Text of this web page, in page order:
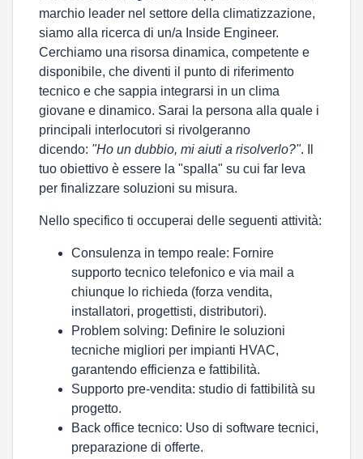
marchio leader nel settore della climatizzazione,
siamo alla ricerca di un/a Inside Engineer.
Cerchiamo una risorsa dinamica, competente e
disponibile, che diventi il punto di riferimento
tecnico e che sappia integrarsi in un clima
giovane e dinamico. Sarai la persona alla quale i
principali interlocutori si rivolgeranno
dicendo: "Ho un dubbio, mi aiuti a risolverlo?". Il
tuo obiettivo è essere la "spalla" su cui far leva
per finalizzare soluzioni su misura.
Nello specifico ti occuperai delle seguenti attività:
Consulenza in tempo reale: Fornire
supporto tecnico telefonico e via mail a
chiunque lo richieda (forza vendita,
installatori, progettisti, distributori).
Problem solving: Definire le soluzioni
tecniche migliori per impianti HVAC,
garantendo efficienza e fattibilità.
Supporto pre-vendita: studio di fattibilità su
progetto.
Back office tecnico: Uso di software tecnici,
preparazione di offerte.